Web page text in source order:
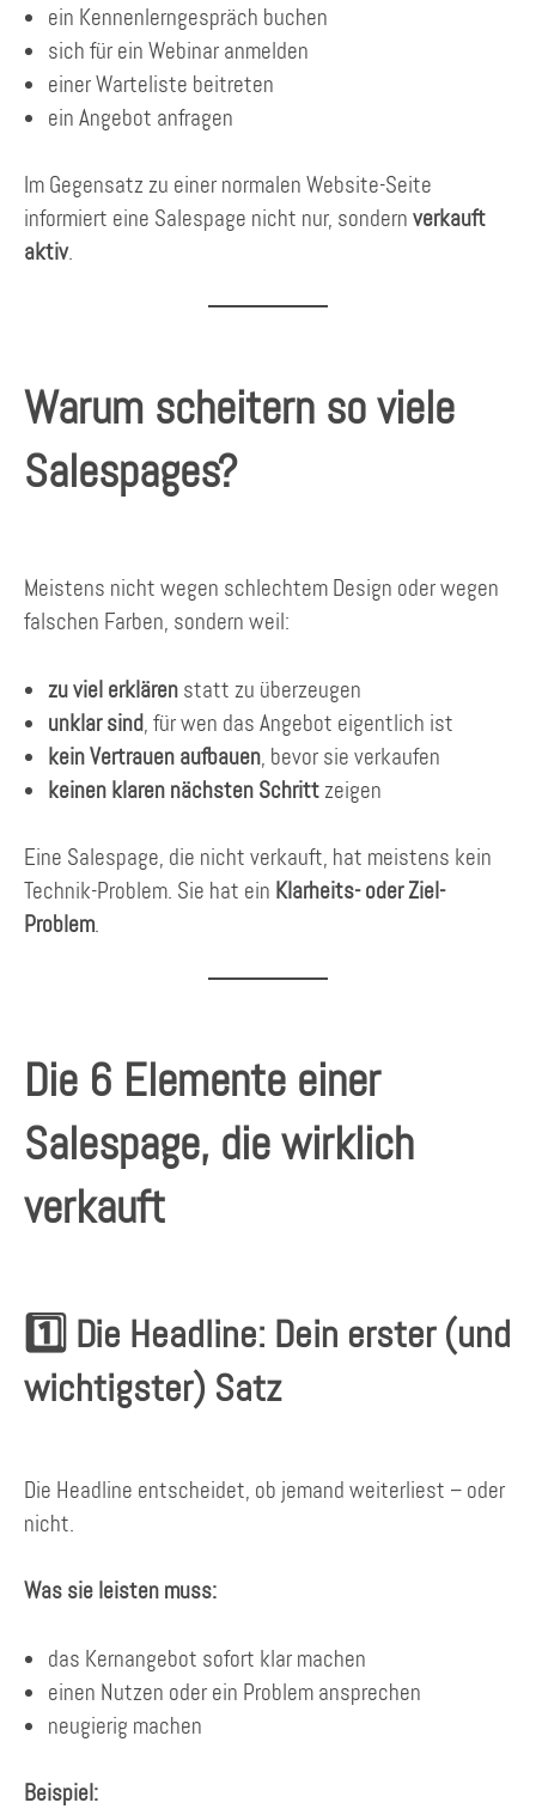
ein Kennenlerngespräch buchen
sich für ein Webinar anmelden
einer Warteliste beitreten
ein Angebot anfragen
Im Gegensatz zu einer normalen Website-Seite
informiert eine Salespage nicht nur, sondern verkauft
aktiv.
Warum scheitern so viele
Salespages?
Meistens nicht wegen schlechtem Design oder wegen
falschen Farben, sondern weil:
zu viel erklären statt zu überzeugen
unklar sind, für wen das Angebot eigentlich ist
kein Vertrauen aufbauen, bevor sie verkaufen
keinen klaren nächsten Schrittzeigen
Eine Salespage, die nicht verkauft, hat meistens kein
Technik-Problem. Sie hat ein Klarheits- oder Ziel-
Problem.
Die 6 Elemente einer
Salespage, die wirklich
verkauft
1️⃣ Die Headline: Dein erster (und
wichtigster) Satz
Die Headline entscheidet, ob jemand weiterliest – oder
nicht.
Was sie leisten muss:
das Kernangebot sofort klar machen
einen Nutzen oder ein Problem ansprechen
neugierig machen
Beispiel: